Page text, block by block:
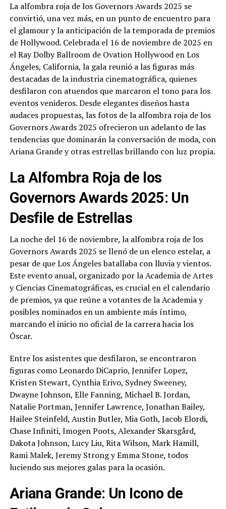
La alfombra roja de los Governors Awards 2025 se
convirtió, una vez más, en un punto de encuentro para
el glamour y la anticipación de la temporada de premios
de Hollywood. Celebrada el 16 de noviembre de 2025 en
el Ray Dolby Ballroom de Ovation Hollywood en Los
Ángeles, California, la gala reunió a las figuras más
destacadas de la industria cinematográfica, quienes
desfilaron con atuendos que marcaron el tono para los
eventos venideros. Desde elegantes diseños hasta
audaces propuestas, las fotos de la alfombra roja de los
Governors Awards 2025 ofrecieron un adelanto de las
tendencias que dominarán la conversación de moda, con
Ariana Grande y otras estrellas brillando con luz propia.
La Alfombra Roja de los
Governors Awards 2025: Un
Desfile de Estrellas
La noche del 16 de noviembre, la alfombra roja de los
Governors Awards 2025 se llenó de un elenco estelar, a
pesar de que Los Ángeles batallaba con lluvia y vientos.
Este evento anual, organizado por la Academia de Artes
y Ciencias Cinematográficas, es crucial en el calendario
de premios, ya que reúne a votantes de la Academia y
posibles nominados en un ambiente más íntimo,
marcando el inicio no oficial de la carrera hacia los
Óscar.
Entre los asistentes que desfilaron, se encontraron
figuras como Leonardo DiCaprio, Jennifer Lopez,
Kristen Stewart, Cynthia Erivo, Sydney Sweeney,
Dwayne Johnson, Elle Fanning, Michael B. Jordan,
Natalie Portman, Jennifer Lawrence, Jonathan Bailey,
Hailee Steinfeld, Austin Butler, Mia Goth, Jacob Elordi,
Chase Infiniti, Imogen Poots, Alexander Skarsgård,
Dakota Johnson, Lucy Liu, Rita Wilson, Mark Hamill,
Rami Malek, Jeremy Strong y Emma Stone, todos
luciendo sus mejores galas para la ocasión.
Ariana Grande: Un Icono de